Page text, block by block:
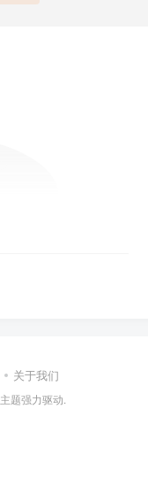
关于我们
题强力驱动.